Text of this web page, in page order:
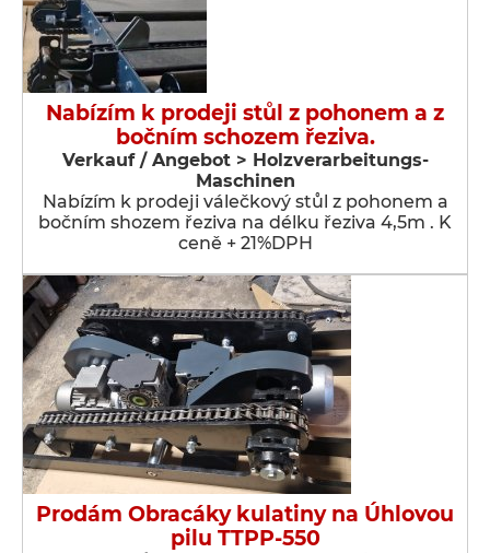
Nabízím k prodeji stůl z pohonem a z
bočním schozem řeziva.
Verkauf / Angebot > Holzverarbeitungs-
Maschinen
Nabízím k prodeji válečkový stůl z pohonem a
bočním shozem řeziva na délku řeziva 4,5m . K
ceně + 21%DPH
Prodám Obracáky kulatiny na Úhlovou
pilu TTPP-550